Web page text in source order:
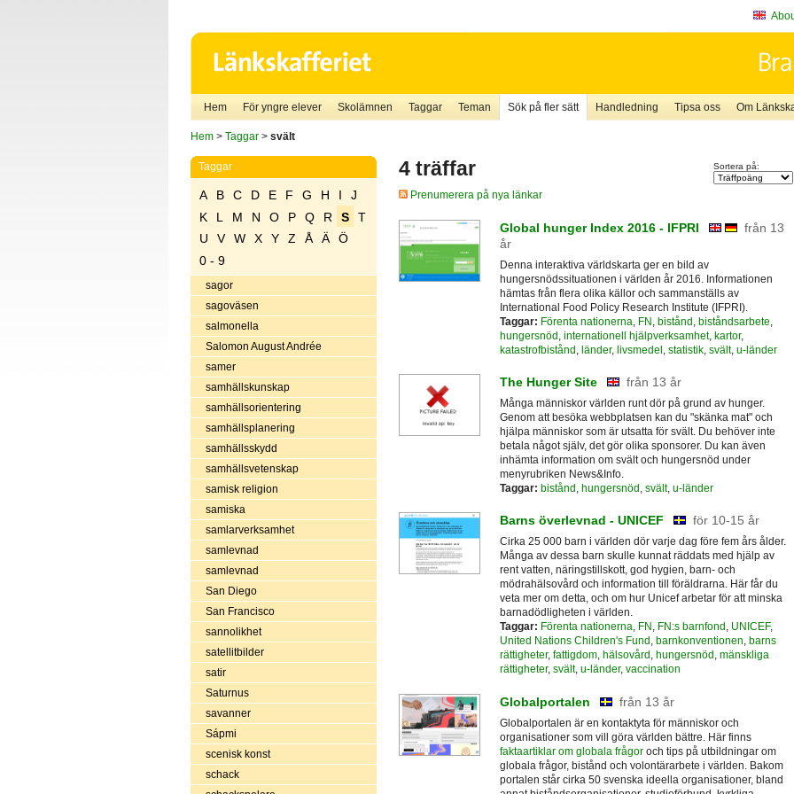
Hem För yngre elever Skolämnen Taggar Teman Sök på fler sätt Handledning Tipsa oss Om
Hem> Taggar> svält
Taggar
A B C D E F G H I
J
K
L M N O P Q R S
T
U
V W X Y Z Å Ä
Ö
0 - 9
sagor
sagoväsen
salmonella
Salomon August Andrée
samer
samhällskunskap
samhällsorientering
samhällsplanering
samhällsskydd
samhällsvetenskap
samisk religion
samiska
samlarverksamhet
samlevnad
samlevnad
San Diego
San Francisco
sannolikhet
satellitbilder
satir
Saturnus
savanner
Sápmi
scenisk konst
schack
4 träffar Sortera på:
Prenumerera på nya länkar
Global hunger Index 2016 - IFPRI
från 13
år
Denna interaktiva världskarta ger en bild av
hungersnödssituationen i världen år 2016. Informationen
hämtas från flera olika källor och sammanställs av
International Food Policy Research Institute (IFPRI).
Taggar: Förenta nationerna FN bistånd biståndsarbete
hungersnöd internationell hjälpverksamhet, kartor,
katastrofbistånd länder, livsmedel statistik, svält, u-länder
The Hunger Site från 13 år
Många människor världen runt dör på grund av hunger.
Genom att besöka webbplatsen kan du "skänka mat" och
hjälpa människor som är utsatta för svält. Du behöver inte
betala något själv, det gör olika sponsorer. Du kan även
inhämta information om svält och hungersnöd under
menyrubriken News&Info.
Taggar: bistånd , hungersnöd , svält, u-länder
Barns överlevnad - UNICEF för 10-15 år
Cirka 25 000 barn i världen dör varje dag före fem års ålder.
Många av dessa barn skulle kunnat räddats med hjälp av
rent vatten, näringstillskott, god hygien, barn- och
mödrahälsovård och information till föräldrarna. Här får du
veta mer om detta, och om hur Unicef arbetar för att minska
barnadödligheten i världen.
Taggar: Förenta nationerna, FN , FN:s barnfond , UNICEF,
United Nations Children's Fund , barnkonventionen, barns
rättigheter, fattigdom, hälsovård , hungersnöd , mänskliga
rättigheter, svält, u-länder, vaccination
Globalportalen från 13 år
Globalportalen är en kontaktyta för människor och
organisationer som vill göra världen bättre. Här finns
faktaartiklar om globala frågoroch tips på utbildningar om
globala frågor, bistånd och volontärarbete i världen. Bakom
portalen står cirka 50 svenska ideella organisationer, bland